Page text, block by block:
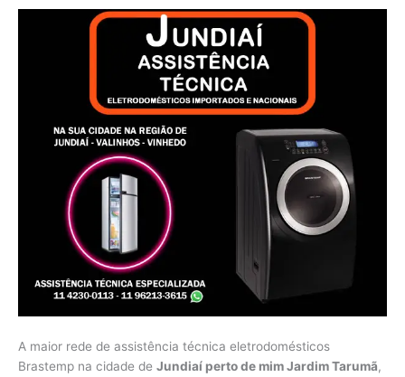
A maior rede de assistência técnica eletrodomésticos
Brastemp na cidade de Jundiaí perto de mim Jardim Tarumã,